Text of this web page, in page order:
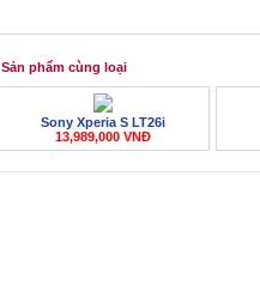
Sản phẩm cùng loại
Sony Xperia S LT26i
13,989,000 VNĐ